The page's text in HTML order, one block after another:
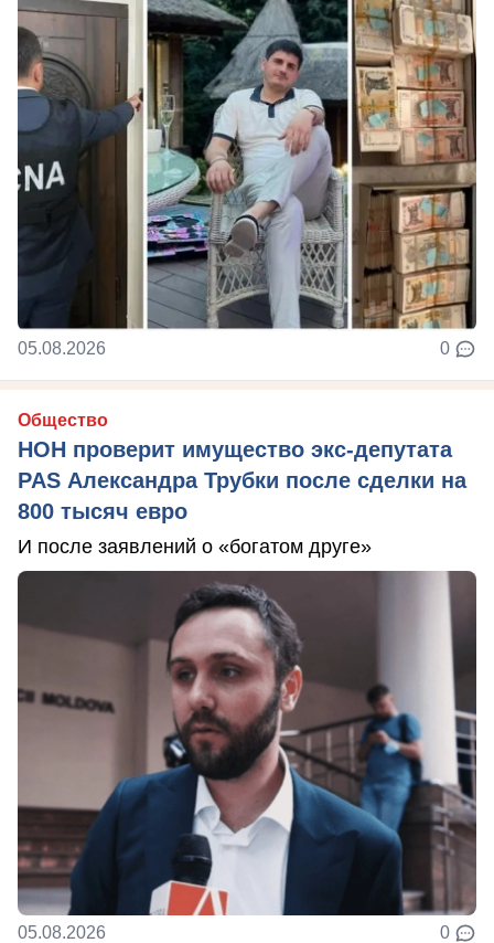
05.08.2026 0
Общество
НОН проверит имущество экс-депутата
PAS Александра Трубки после сделки на
800 тысяч евро
И после заявлений о «богатом друге»
05.08.2026 0